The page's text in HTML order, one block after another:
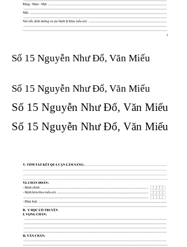
Số 15 Nguyễn Như Đổ, Văn Miếu
Số 15 Nguyễn Như Đổ, Văn Miếu​​​​
Số 15 Nguyễn Như Đổ, Văn Miếu​​​​
Số 15 Nguyễn Như Đổ, Văn Miếu​​​​